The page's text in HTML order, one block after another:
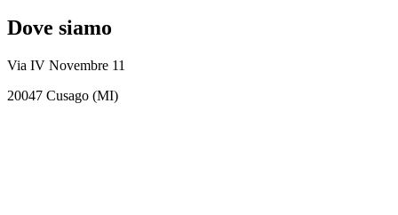
Dove siamo
Via IV Novembre 11
20047 Cusago (MI)